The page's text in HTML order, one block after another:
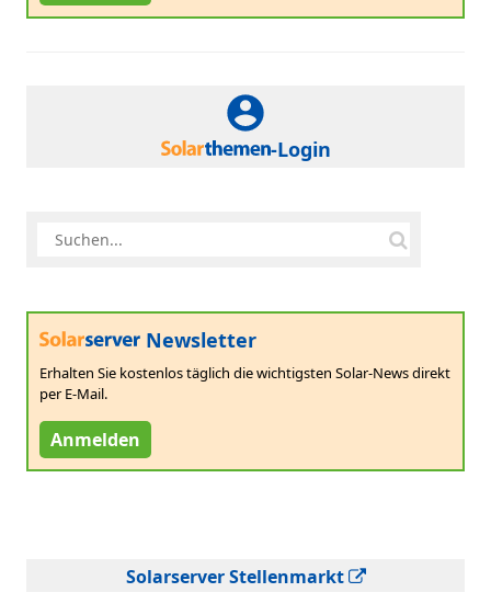
-Login
Newsletter
Erhalten Sie kostenlos täglich die wichtigsten Solar-News direkt
per E-Mail.
Anmelden
Solarserver Stellenmarkt